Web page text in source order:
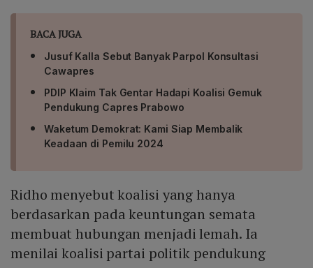
BACA JUGA
Jusuf Kalla Sebut Banyak Parpol Konsultasi
Cawapres
PDIP Klaim Tak Gentar Hadapi Koalisi Gemuk
Pendukung Capres Prabowo
Waketum Demokrat: Kami Siap Membalik
Keadaan di Pemilu 2024
Ridho menyebut koalisi yang hanya
berdasarkan pada keuntungan semata
membuat hubungan menjadi lemah. Ia
menilai koalisi partai politik pendukung